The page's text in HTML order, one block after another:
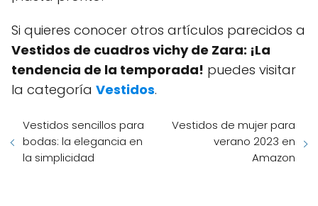
Si quieres conocer otros artículos parecidos a
Vestidos de cuadros vichy de Zara: ¡La
tendencia de la temporada! puedes visitar
la categoría Vestidos.
Vestidos sencillos para
bodas: la elegancia en
la simplicidad
Vestidos de mujer para
verano 2023 en
Amazon